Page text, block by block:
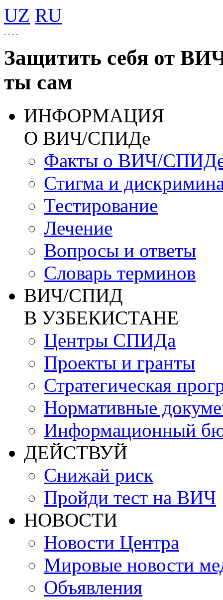
UZ RU
Защитить себя от
ты сам
ИНФОРМАЦИЯ
О ВИЧ/СПИДе
Факты о ВИЧ/
Стигма и
Тестирование
Лечение
Вопросы и ответы
Словарь терминов
ВИЧ/СПИД
В УЗБЕКИСТАНЕ
Центры СПИДа
Проекты и гранты
Стратегическая
Нормативные
Информационный
ДЕЙСТВУЙ
Снижай риск
Пройди тест на ВИЧ
НОВОСТИ
Новости Центра
Мировые новости
Объявления